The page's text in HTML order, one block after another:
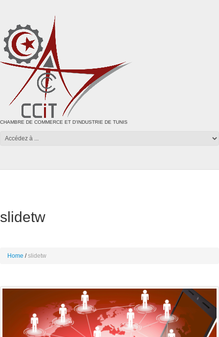
CHAMBRE DE COMMERCE ET D'INDUSTRIE DE TUNIS
slidetw
Home slidetw